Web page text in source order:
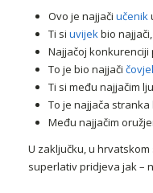
Ovo je najjači učenik
Ti si uvijekbio
Najjačoj
To je bio najjači
Ti si među najjačim
To je najjača
Među najjačim
U zaključku, u
superlativ pridjeva jak –